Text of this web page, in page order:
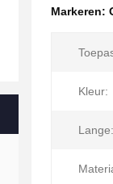
Markeren:
Kleur:
Lange: